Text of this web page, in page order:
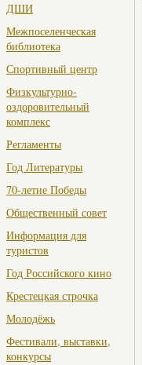
ДШИ
Межпоселенческая
библиотека
Спортивный центр
Физкультурно-
оздоровительный
комплекс
Регламенты
Год Литературы
70-летие Победы
Общественный совет
Информация для
туристов
Год Российского кино
Крестецкая строчка
Молодёжь
Фестивали, выставки,
конкурсы